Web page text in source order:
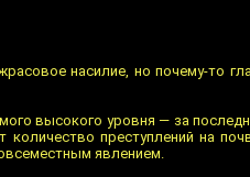
насилие, но почему-то
высокого уровня — за
преступлений на
явлением.